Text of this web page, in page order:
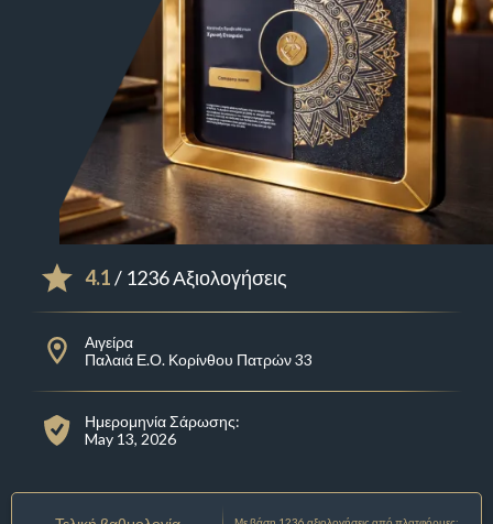
4.1/ 1236 Αξιολογήσεις
Αιγείρα
Παλαιά Ε.Ο. Κορίνθου Πατρών 33
Ημερομηνία Σάρωσης:
May 13, 2026